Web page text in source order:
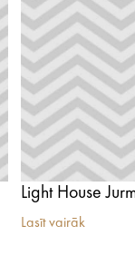
Light House
Lasīt vairāk